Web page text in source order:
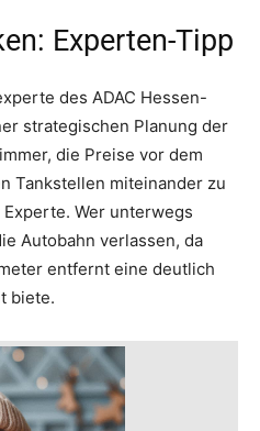
Experten-Tipp
des ADAC Hessen-
strategischen Planung der
die Preise vor dem
Tankstellen miteinander zu
Experte. Wer unterwegs
Autobahn verlassen, da
entfernt eine deutlich
biete.